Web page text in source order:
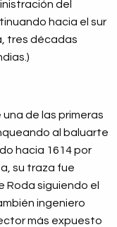
del
hacia el sur
tres décadas
de las primeras
al baluarte
hacia 1614 por
su traza fue
Roda siguiendo el
ingeniero
más expuesto